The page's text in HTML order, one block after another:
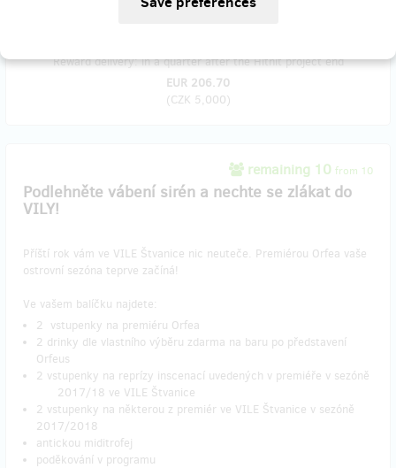
Reward delivery: in a quarter after the Hithit project end
EUR 206.70
(CZK 5,000)
remaining 10 from 10
Podlehněte vábení sirén a nechte se zlákat do
VILY!
Příští rok vám ve VILE Štvanice nic neuteče. Premiérou Orfea vaše
ostrovní sezóna teprve začíná!
Ve vašem balíčku najdete:
2 vstupenky na premiéru Orfea
2 drinky dle vlastního výběru zdarma na baru po představení
Orfeus
2 vstupenky na reprízy inscenací uvedených v premiéře v sezóně
2017/18 ve VILE Štvanice
2 vstupenky na některou z premiér ve VILE Štvanice v sezóně
2017/2018
antickou miditrofej
poděkování v programu